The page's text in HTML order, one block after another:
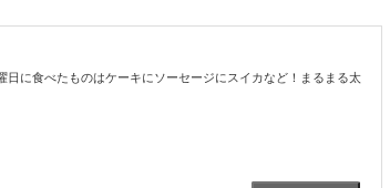
に食べたものはケーキにソーセージにスイカなど！まるまる太